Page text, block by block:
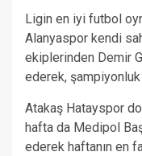
Ligin en iyi futbol
Alanyaspor kendi
ekiplerinden Demir
ederek, şampiyonluk
Atakaş Hatayspor
hafta da Medipol
ederek haftanın en